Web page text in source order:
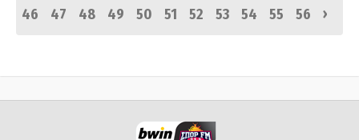
46
47 48 49 50 51 52 53 54 55 56 ›